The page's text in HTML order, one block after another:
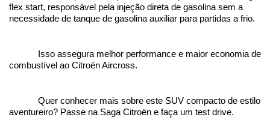
flex start, responsável pela injeção direta de gasolina sem a
necessidade de tanque de gasolina auxiliar para partidas a frio.
Isso assegura melhor performance e maior economia de
combustível ao Citroën Aircross.
Quer conhecer mais sobre este SUV compacto de estilo
aventureiro? Passe na Saga Citroën e faça um test drive.